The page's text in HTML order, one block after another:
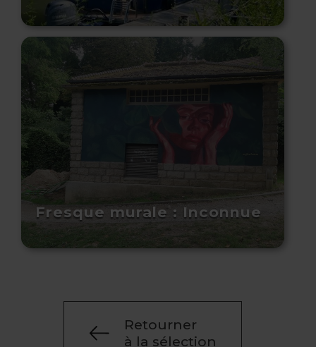
Fresque murale : Inconnue
Retourner
à la sélection